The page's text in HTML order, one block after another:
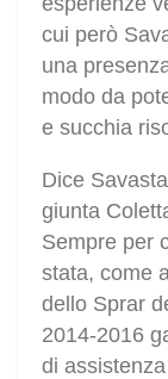
cui però
una
modo da
e succhia
Dice
giunta
Sempre per
stata, come
dello Sprar
2014-2016
di